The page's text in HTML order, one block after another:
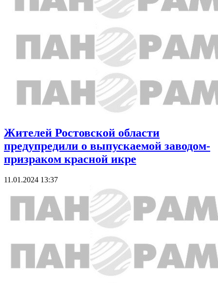
Жителей Ростовской области
предупредили о выпускаемой заводом-
призраком красной икре
11.01.2024 13:37